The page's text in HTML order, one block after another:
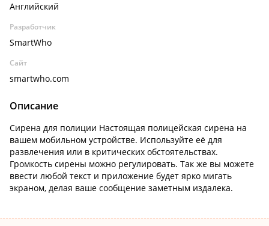
Английский
Разработчик
SmartWho
Сайт
smartwho.com
Описание
Сирена для полиции Настоящая полицейская сирена на
вашем мобильном устройстве. Используйте её для
развлечения или в критических обстоятельствах.
Громкость сирены можно регулировать. Так же вы можете
ввести любой текст и приложение будет ярко мигать
экраном, делая ваше сообщение заметным издалека.